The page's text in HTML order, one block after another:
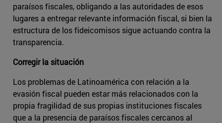
paraísos fiscales, obligando a las autoridades de esos
lugares a entregar relevante información fiscal, si bien la
estructura de los fideicomisos sigue actuando contra la
transparencia.
Corregir la situación
Los problemas de Latinoamérica con relación a la
evasión fiscal pueden estar más relacionados con la
propia fragilidad de sus propias instituciones fiscales
que a la presencia de paraísos fiscales cercanos al